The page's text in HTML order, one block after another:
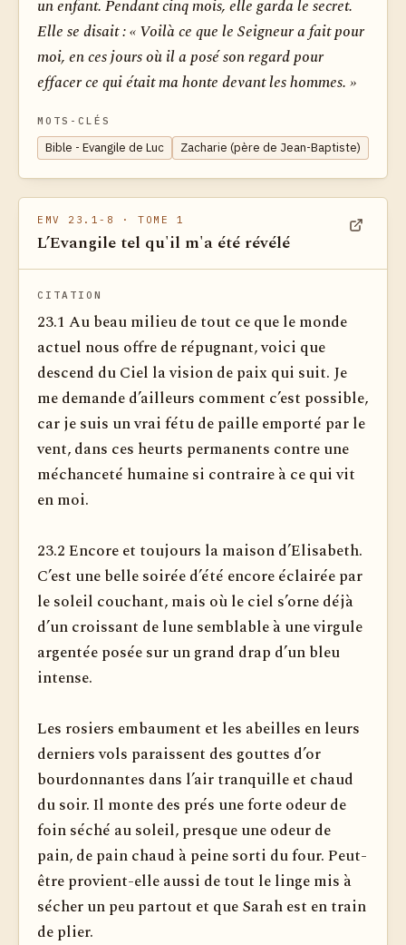
un enfant. Pendant cinq mois, elle garda le secret.
Elle se disait : « Voilà ce que le Seigneur a fait pour
moi, en ces jours où il a posé son regard pour
effacer ce qui était ma honte devant les hommes. »
MOTS-CLÉS
Bible - Evangile de Luc Zacharie (père de Jean-Baptiste)
EMV 23.1-8 · TOME 1
L’Evangile tel qu'il m'a été révélé
CITATION
23.1 Au beau milieu de tout ce que le monde
actuel nous offre de répugnant, voici que
descend du Ciel la vision de paix qui suit. Je
me demande d’ailleurs comment c’est possible,
car je suis un vrai fétu de paille emporté par le
vent, dans ces heurts permanents contre une
méchanceté humaine si contraire à ce qui vit
en moi.
23.2 Encore et toujours la maison d’Elisabeth.
C’est une belle soirée d’été encore éclairée par
le soleil couchant, mais où le ciel s’orne déjà
d’un croissant de lune semblable à une virgule
argentée posée sur un grand drap d’un bleu
intense.
Les rosiers embaument et les abeilles en leurs
derniers vols paraissent des gouttes d’or
bourdonnantes dans l’air tranquille et chaud
du soir. Il monte des prés une forte odeur de
foin séché au soleil, presque une odeur de
pain, de pain chaud à peine sorti du four. Peut-
être provient-elle aussi de tout le linge mis à
sécher un peu partout et que Sarah est en train
de plier.